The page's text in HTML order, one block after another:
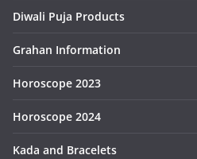
Diwali Puja Products
Grahan Information
Horoscope 2023
Horoscope 2024
Kada and Bracelets